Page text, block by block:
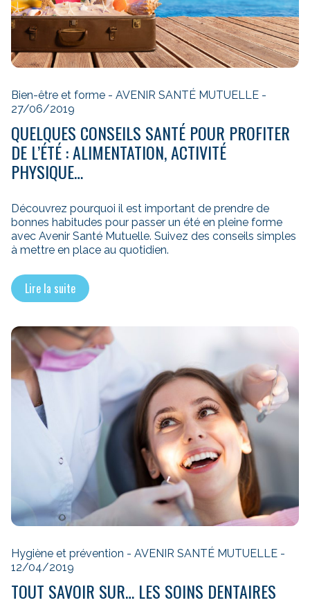
Bien-être et forme - AVENIR SANTÉ MUTUELLE -
27/06/2019
QUELQUES CONSEILS SANTÉ POUR PROFITER
DE L’ÉTÉ : ALIMENTATION, ACTIVITÉ
PHYSIQUE…
Découvrez pourquoi il est important de prendre de
bonnes habitudes pour passer un été en pleine forme
avec Avenir Santé Mutuelle. Suivez des conseils simples
à mettre en place au quotidien.
Lire la suite
Hygiène et prévention - AVENIR SANTÉ MUTUELLE -
12/04/2019
TOUT SAVOIR SUR… LES SOINS DENTAIRES